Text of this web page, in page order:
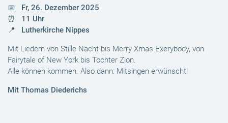
📅 Fr, 26. Dezember 2025
⏰ 11 Uhr
📍 Lutherkirche Nippes
Mit Liedern von Stille Nacht bis Merry Xmas Exerybody, von
Fairytale of New York bis Tochter Zion.
Alle können kommen. Also dann: Mitsingen erwünscht!
Mit Thomas Diederichs